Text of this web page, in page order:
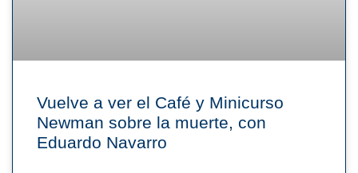
Vuelve a ver el Café y Minicurso
Newman sobre la muerte, con
Eduardo Navarro